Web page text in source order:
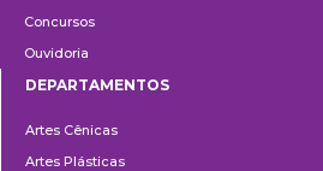
Concursos
Ouvidoria
DEPARTAMENTOS
Artes Cênicas
Artes Plásticas